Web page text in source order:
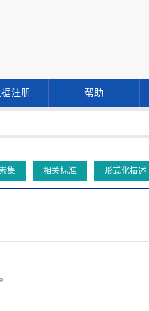
注册 帮助
集 相关标准 形式化描述